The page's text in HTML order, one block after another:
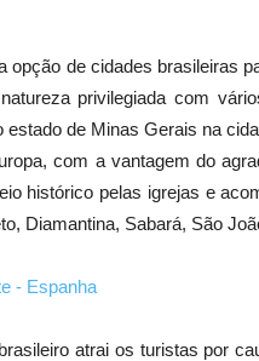
opção de cidades brasileiras
privilegiada com
estado de Minas Gerais na
com a vantagem do
histórico pelas igrejas e
Diamantina, Sabará, São
atrai os turistas por